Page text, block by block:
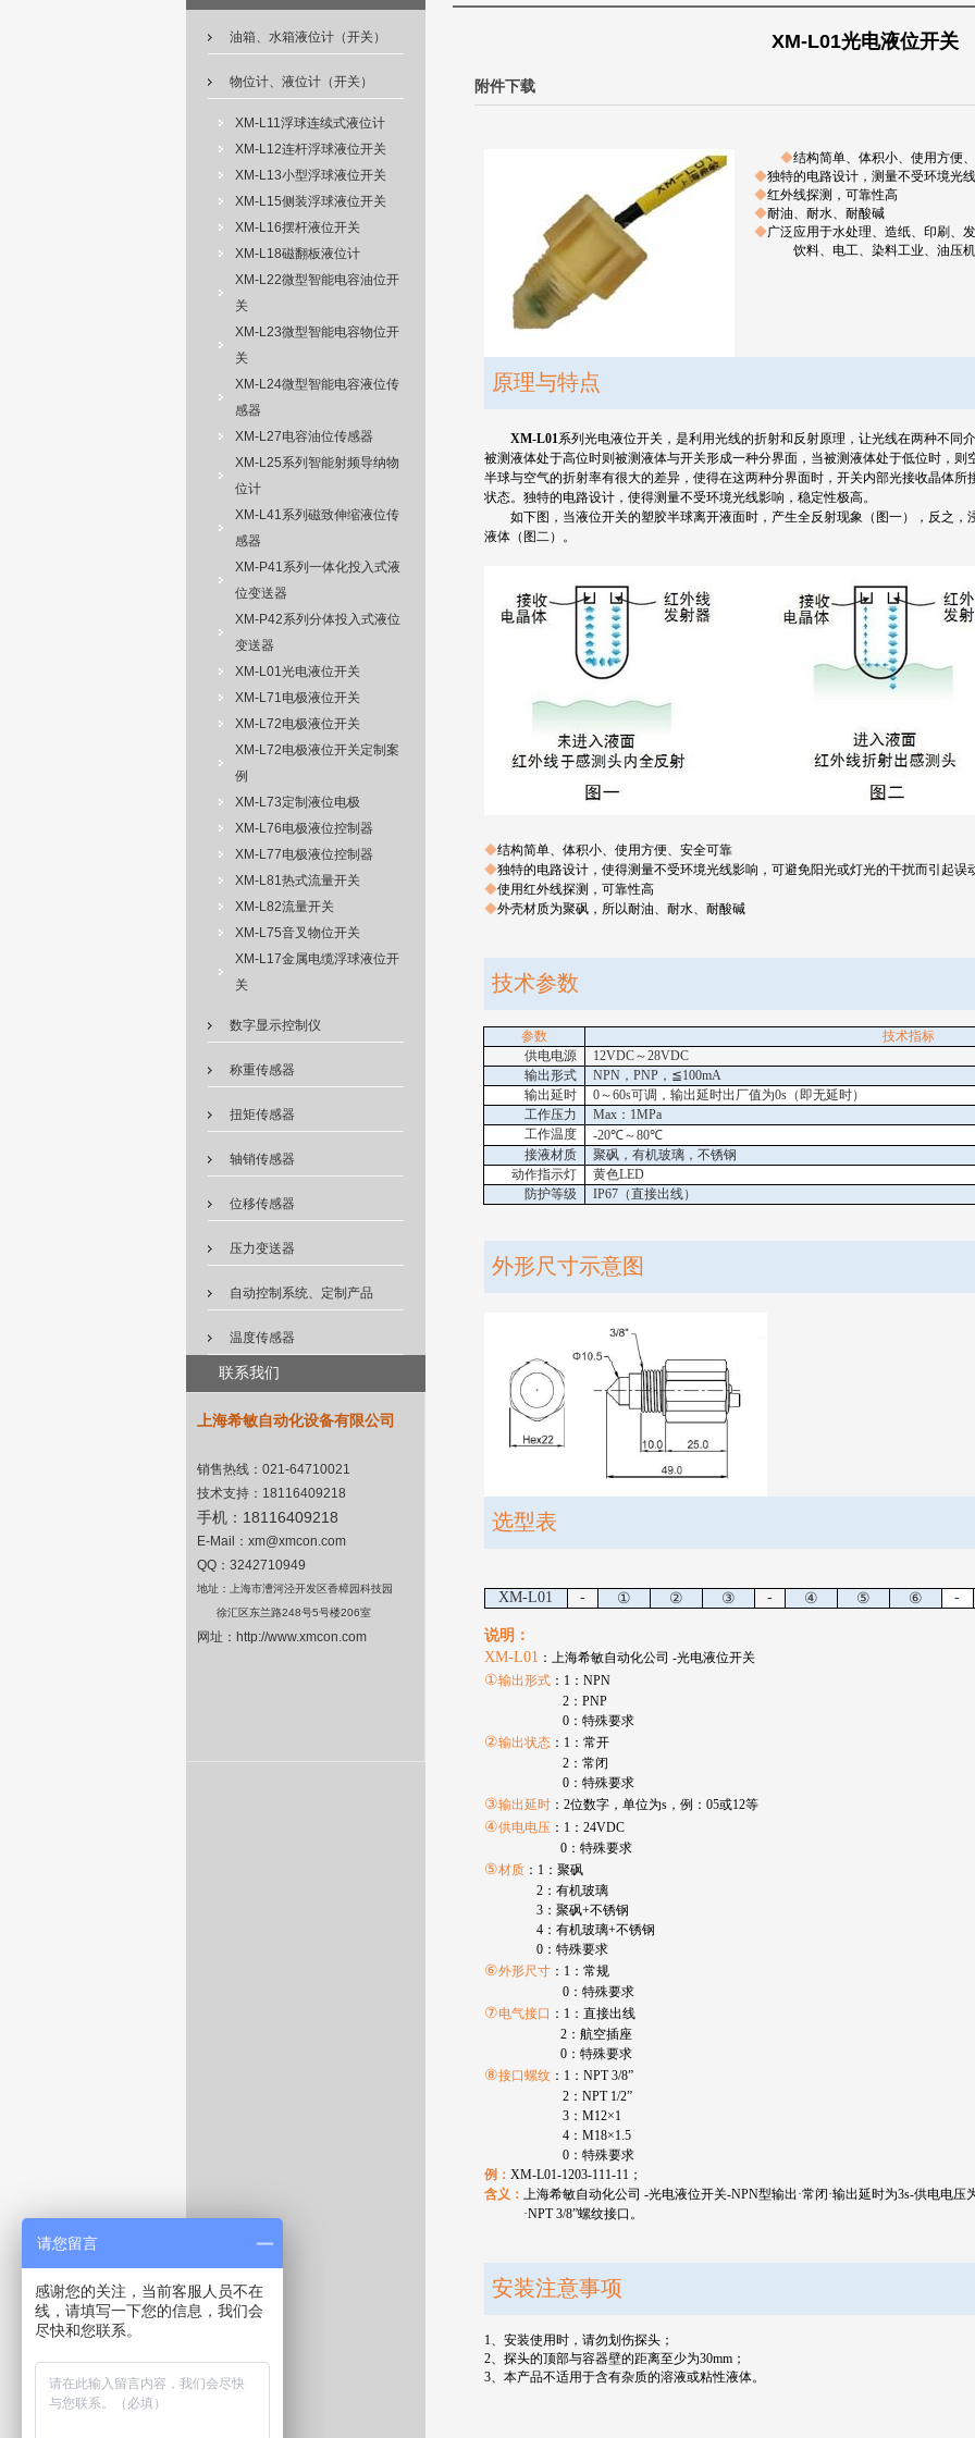
油箱、水箱液位计（开关）
物位计、液位计（开关）
XM-L11浮球连续式液位计
XM-L12连杆浮球液位开关
XM-L13小型浮球液位开关
XM-L15侧装浮球液位开关
XM-L16摆杆液位开关
XM-L18磁翻板液位计
XM-L22微型智能电容油位开
关
XM-L23微型智能电容物位开
关
XM-L24微型智能电容液位传
感器
XM-L27电容油位传感器
XM-L25系列智能射频导纳物
位计
XM-L41系列磁致伸缩液位传
感器
XM-P41系列一体化投入式液
位变送器
XM-P42系列分体投入式液位
变送器
XM-L01光电液位开关
XM-L71电极液位开关
XM-L72电极液位开关
XM-L72电极液位开关定制案
例
XM-L73定制液位电极
XM-L76电极液位控制器
XM-L77电极液位控制器
XM-L81热式流量开关
XM-L82流量开关
XM-L75音叉物位开关
XM-L17金属电缆浮球液位开
关
数字显示控制仪
称重传感器
扭矩传感器
轴销传感器
位移传感器
压力变送器
自动控制系统、定制产品
温度传感器
联系我们
上海希敏自动化设备有限公司
销售热线： 021-64710021
技术支持： 18116409218
手机： 18116409218
E-Mail ： xm@xmcon.com
QQ：3242710949
地址：上海市漕河泾开发区香樟园科技园
徐汇区东兰路248号5号楼206室
网址： http://www.xmcon.com
XM-L01光电液位开关
附件下载
◆结构简单、体积小、使用方便
◆独特的电路设计，测量不受环境光
◆红外线探测，可靠性高
◆耐油、耐水、耐酸碱
◆广泛应用于水处理、造纸、印刷、
饮料、电工、染料工业、油压
原理与特点
XM-L01系列光电液位开关，是利用光线的折射和反射原理，让光线在两种不同
被测液体处于高位时则被测液体与开关形成一种分界面，当被测液体处于低位时，
半球与空气的折射率有很大的差异，使得在这两种分界面时，开关内部光接收晶体
状态。独特的电路设计，使得测量不受环境光线影响，稳定性极高。
如下图，当液位开关的塑胶半球离开液面时，产生全反射现象（图一），反之
液体（图二）。
◆结构简单、体积小、使用方便、安全可靠
◆独特的电路设计，使得测量不受环境光线影响，可避免阳光或灯光的干扰而引起误
◆使用红外线探测，可靠性高
◆外壳材质为聚砜，所以耐油、耐水、耐酸碱
技术参数
参数
技术指标
供电电源
12VDC～28VDC
输出形式
NPN ，PNP ， ≦100mA
输出延时
0～60s可调，输出延时出厂值为0s （即无延时）
工作压力
Max ： 1MPa
工作温度
-20℃～80℃
接液材质
聚砜，有机玻璃，不锈钢
动作指示灯
黄色LED
防护等级
IP67 （直接出线）
外形尺寸示意图
选型表
XM-L01 - ① ② ③ - ④ ⑤ ⑥ -
说明：
XM-L01 ：上海希敏自动化公司 -光电液位开关
①输出形式： 1 ： NPN
2： PNP
0：特殊要求
②输出状态： 1 ：常开
2：常闭
0：特殊要求
③输出延时： 2位数字，单位为s，例： 05或12等
④供电电压： 1 ： 24VDC
0：特殊要求
⑤材质： 1 ：聚砜
2：有机玻璃
3：聚砜+不锈钢
4：有机玻璃+不锈钢
0：特殊要求
⑥外形尺寸： 1 ：常规
0：特殊要求
⑦电气接口 ： 1 ：直接出线
2：航空插座
0：特殊要求
⑧接口螺纹： 1 ： NPT 3/8”
2： NPT 1/2”
3： M12×1
4： M18×1.5
0：特殊要求
例： XM-L01-1203-111-11 ；
含义： 上海希敏自动化公司 -光电液位开关-NPN型输出·常闭·输出延时为3s-供电电压
·NPT 3/8”螺纹接口。
安装注意事项
1、安装使用时，请勿划伤探头；
2、探头的顶部与容器壁的距离至少为30mm；
3、本产品不适用于含有杂质的溶液或粘性液体。
请您留言
感谢您的关注，当前客服人员不在
线，请填写一下您的信息，我们会
尽快和您联系。